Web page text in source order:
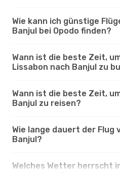
Wie kann ich günstige
Banjul bei Opodo finden?
Wann ist die beste Zeit,
Lissabon nach Banjul zu
Wann ist die beste Zeit,
Banjul zu reisen?
Wie lange dauert der Flug
Banjul?
Welches Wetter herrscht